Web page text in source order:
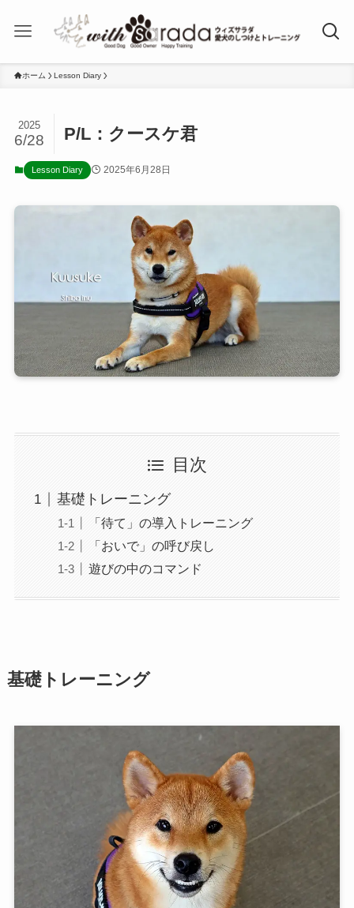
ホーム Lesson Diary
P/L：クースケ君
2025
6/28
Lesson Diary 2025年6月28日
目次
基礎トレーニング
「待て」の導入トレーニング
「おいで」の呼び戻し
遊びの中のコマンド
基礎トレーニング